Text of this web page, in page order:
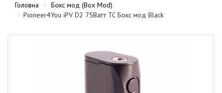
Головна
Бокс мод (Box Mod)
Pioneer4You iPV D2 75Ватт TC Бокс мод Black